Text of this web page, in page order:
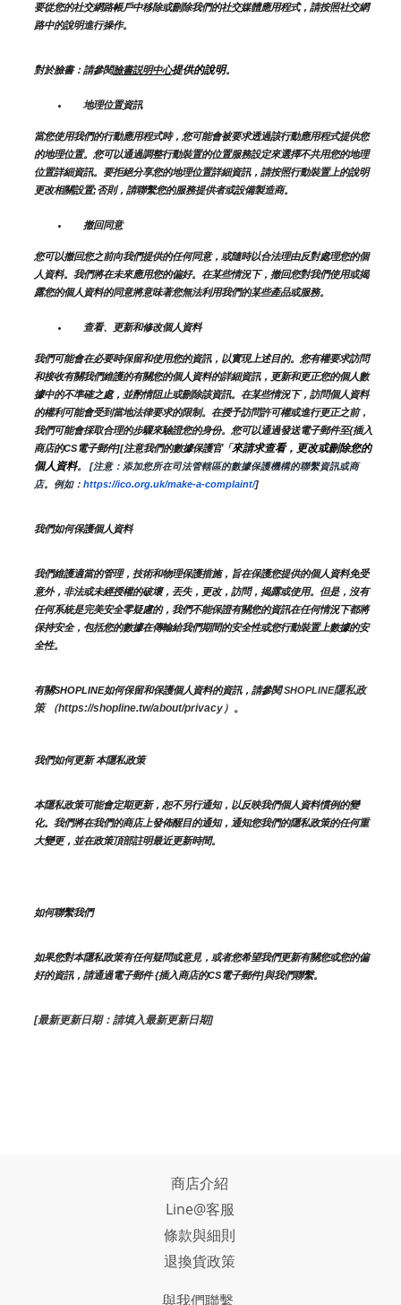
要從您的社交網路帳戶中移除或刪除我們的社交媒體應用程式，請按照社交網
路中的說明進行操作。
對於臉書：請參閱臉書説明中心提供的說明。
地理位置資訊
當您使用我們的行動應用程式時，您可能會被要求透過該行動應用程式提供您
的地理位置。您可以通過調整行動裝置的位置服務設定來選擇不共用您的地理
位置詳細資訊。要拒絕分享您的地理位置詳細資訊，請按照行動裝置上的說明
更改相關設置;否則，請聯繫您的服務提供者或設備製造商。
撤回同意
您可以撤回您之前向我們提供的任何同意，或隨時以合法理由反對處理您的個
人資料。我們將在未來應用您的偏好。在某些情況下，撤回您對我們使用或揭
露您的個人資料的同意將意味著您無法利用我們的某些產品或服務。
查看、更新和修改個人資料
我們可能會在必要時保留和使用您的資訊，以實現上述目的。您有權要求訪問
和接收有關我們維護的有關您的個人資料的詳細資訊，更新和更正您的個人數
據中的不準確之處，並酌情阻止或刪除該資訊。在某些情況下，訪問個人資料
的權利可能會受到當地法律要求的限制。在授予訪問許可權或進行更正之前，
我們可能會採取合理的步驟來驗證您的身份。您可以通過發送電子郵件至{插入
商店的CS電子郵件][注意我們的數據保護官「來請求查看，更改或刪除您的
個人資料。
[注意：添加您所在司法管轄區的數據保護機構的聯繫資訊或商
店。例如： https://ico.org.uk/make-a-complaint/]
我們如何保護個人資料
我們維護適當的管理，技術和物理保護措施，旨在保護您提供的個人資料免受
意外，非法或未經授權的破壞，丟失，更改，訪問，揭露或使用。但是，沒有
任何系統是完美安全零疑慮的，我們不能保證有關您的資訊在任何情況下都將
保持安全，包括您的數據在傳輸給我們期間的安全性或您行動裝置上數據的安
全性。
有關SHOPLINE如何保留和保護個人資料的資訊，請參閱 SHOPLINE隱私政
策 （https://shopline.tw/about/privacy）。
我們如何更新 本隱私政策
本隱私政策可能會定期更新，恕不另行通知，以反映我們個人資料慣例的變
化。我們將在我們的商店上發佈醒目的通知，通知您我們的隱私政策的任何重
大變更，並在政策頂部註明最近更新時間。
如何聯繫我們
如果您對本隱私政策有任何疑問或意見，或者您希望我們更新有關您或您的偏
好的資訊，請通過電子郵件 {插入商店的CS電子郵件]與我們聯繫。
[最新更新日期：請填入最新更新日期]
商店介紹
Line@客服
條款與細則
退換貨政策
與我們聯繫